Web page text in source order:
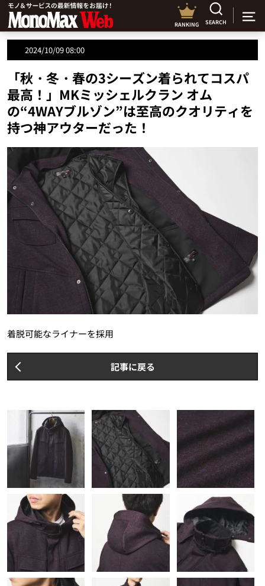
RANKING SEARCH
2024/10/09 08:00
「秋・冬・春の3シーズン着られてコスパ
最高！」MKミッシェルクラン オム
の“4WAYブルゾン”は至高のクオリティを
持つ神アウターだった！
着脱可能なライナーを採用
記事に戻る